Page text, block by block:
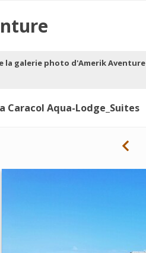
la galerie photo d'Amerik Aventure
Caracol Aqua-Lodge_Suites